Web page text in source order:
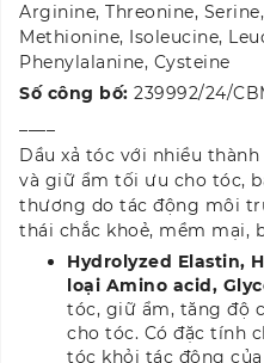
Arginine, Threonine,
Methionine, Isoleucine,
Phenylalanine, Cysteine
Số công bố: 239992/24/
Dầu xả tóc với nhiều
và giữ ẩm tối ưu cho tóc,
thương do tác động môi
thái chắc khoẻ, mềm mại,
Hydrolyzed Elastin,
loại Amino acid,
tóc, giữ ẩm, tăng độ
cho tóc. Có đặc tính
tóc khỏi tác động